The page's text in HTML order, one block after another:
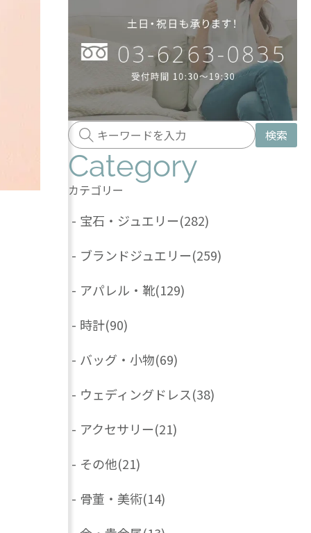
検索
Category
カテゴリー
- 宝石・ジュエリー(282)
- ブランドジュエリー(259)
- アパレル・靴(129)
- 時計(90)
- バッグ・小物(69)
- ウェディングドレス(38)
- アクセサリー(21)
- その他(21)
- 骨董・美術(14)